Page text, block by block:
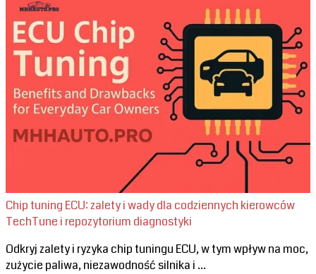
Chip tuning ECU: zalety i wady dla codziennych kierowców
TechTune i repozytorium diagnostyki
Odkryj zalety i ryzyka chip tuningu ECU, w tym wpływ na moc,
zużycie paliwa, niezawodność silnika i ...